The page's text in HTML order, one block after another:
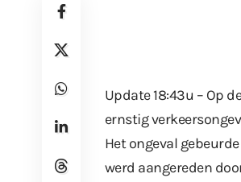
Update 18:43u – Op
ernstig
Het ongeval
werd aangereden